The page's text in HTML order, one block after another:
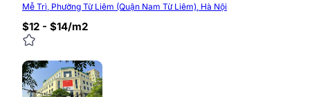
Hotline: 0968.382.682
Website:
Mễ Trì, Phường Từ Liêm (Quận Nam Từ Liêm), Hà Nội
$12 - $14/m2